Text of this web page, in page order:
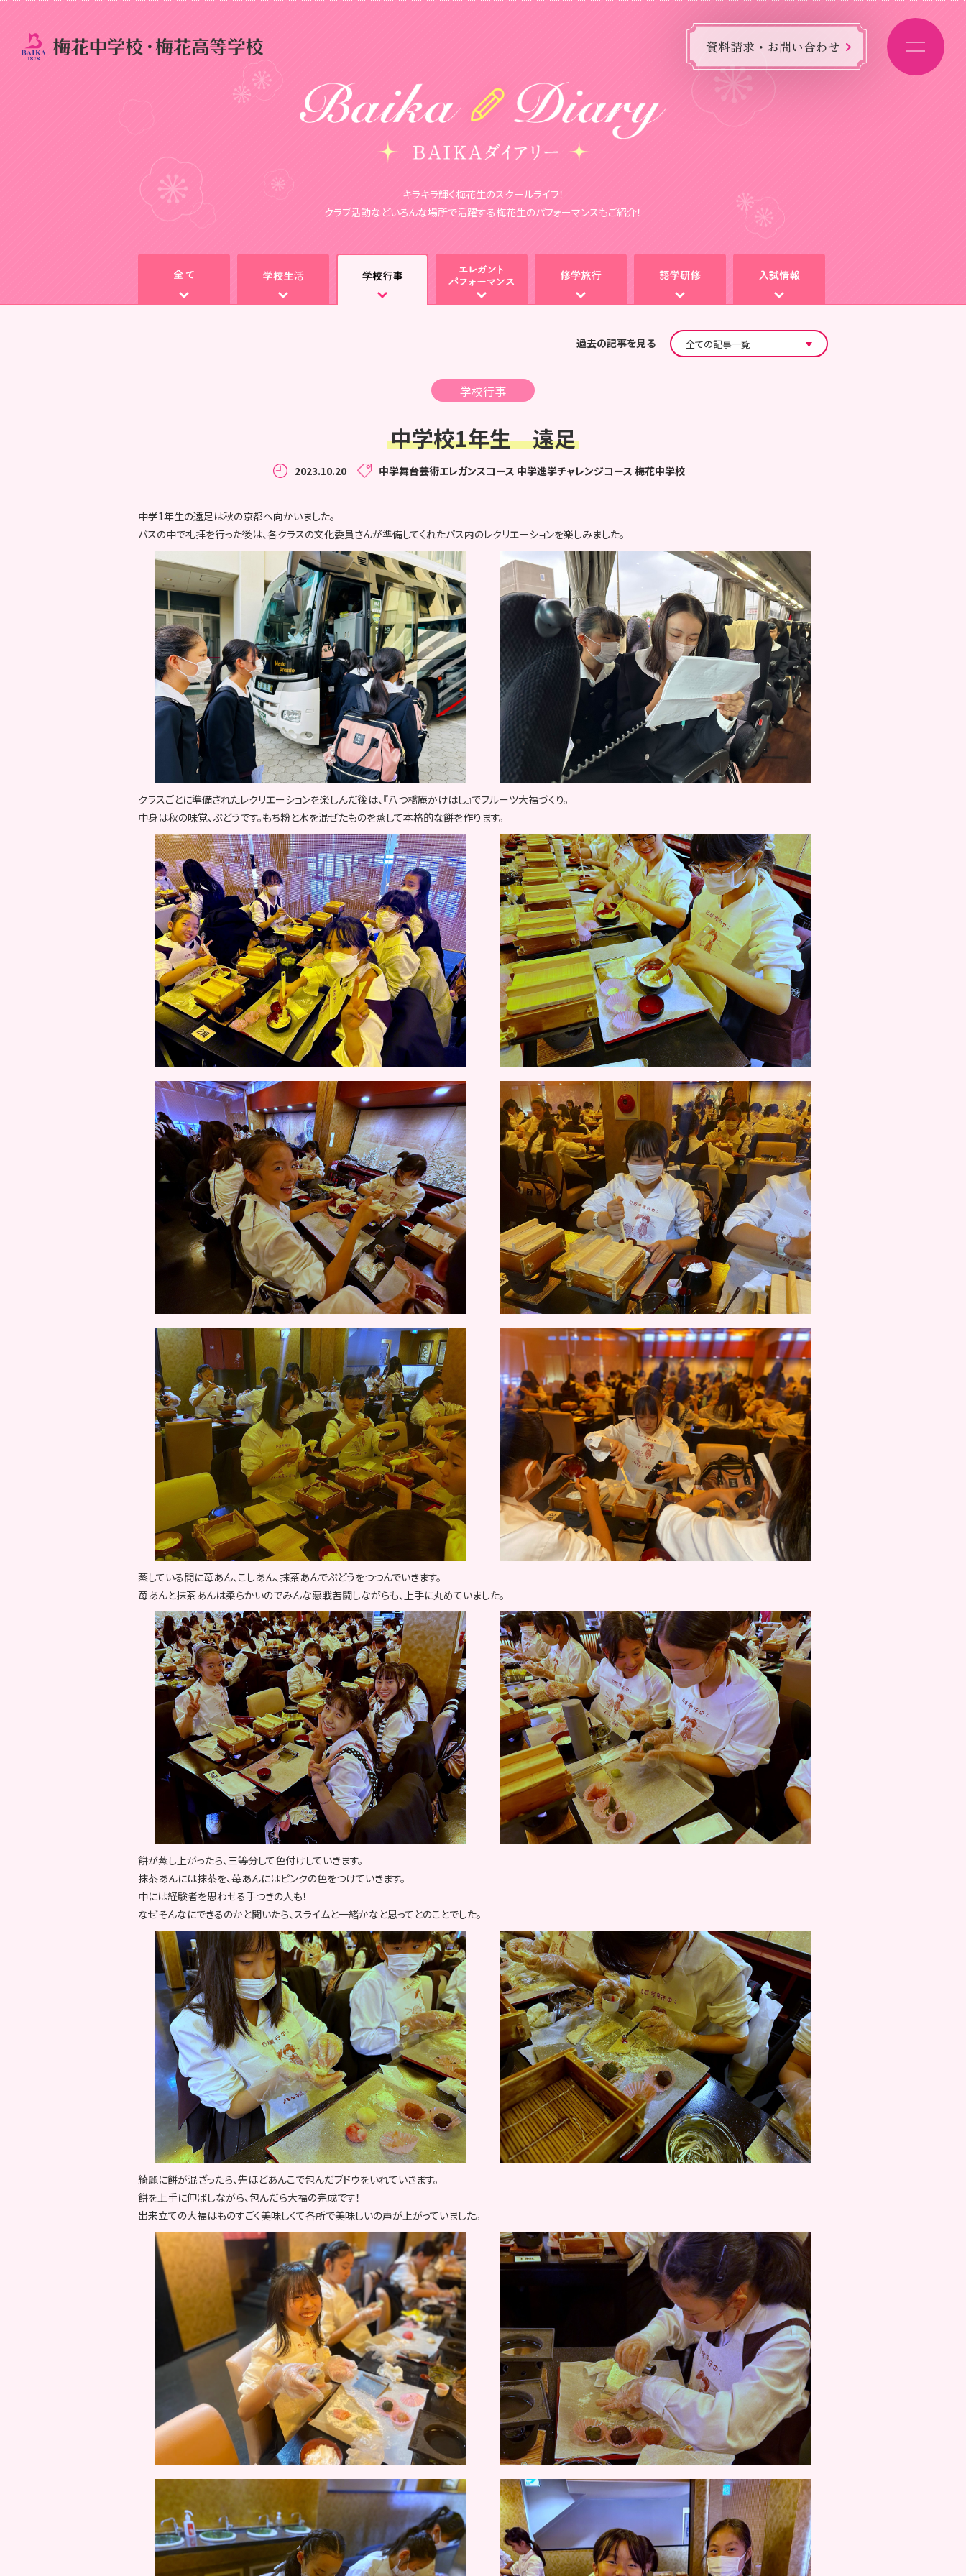
資料請求・お問い合わせ
キラキラ輝く梅花生のスクールライフ！
クラブ活動などいろんな場所で活躍する梅花生のパフォーマンスもご紹介！
過去の記事を見る
学校行事
中学校1年生 遠足
2023.10.20 中学舞台芸術エレガンスコース 中学進学チャレンジコース 梅花中学校
中学1年生の遠足は秋の京都へ向かいました。
バスの中で礼拝を行った後は、各クラスの文化委員さんが準備してくれたバス内のレクリエーションを楽しみました。
クラスごとに準備されたレクリエーションを楽しんだ後は、『八つ橋庵かけはし』でフルーツ大福づくり。
中身は秋の味覚、ぶどうです。もち粉と水を混ぜたものを蒸して本格的な餅を作ります。
蒸している間に苺あん、こしあん、抹茶あんでぶどうをつつんでいきます。
苺あんと抹茶あんは柔らかいのでみんな悪戦苦闘しながらも、上手に丸めていました。
餅が蒸し上がったら、三等分して色付けしていきます。
抹茶あんには抹茶を、苺あんにはピンクの色をつけていきます。
中には経験者を思わせる手つきの人も！
なぜそんなにできるのかと聞いたら、スライムと一緒かなと思ってとのことでした。
綺麗に餅が混ざったら、先ほどあんこで包んだブドウをいれていきます。
餅を上手に伸ばしながら、包んだら大福の完成です！
出来立ての大福はものすごく美味しくて各所で美味しいの声が上がっていました。